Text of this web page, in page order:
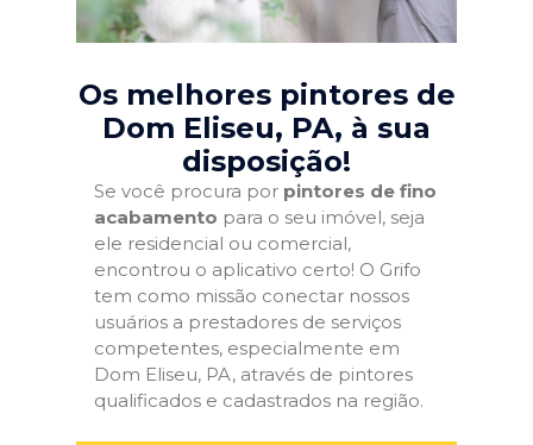
Os melhores pintores de
Dom Eliseu, PA, à sua
disposição!
Se você procura por pintores de fino
acabamento para o seu imóvel, seja
ele residencial ou comercial,
encontrou o aplicativo certo! O Grifo
tem como missão conectar nossos
usuários a prestadores de serviços
competentes, especialmente em
Dom Eliseu, PA, através de pintores
qualificados e cadastrados na região.